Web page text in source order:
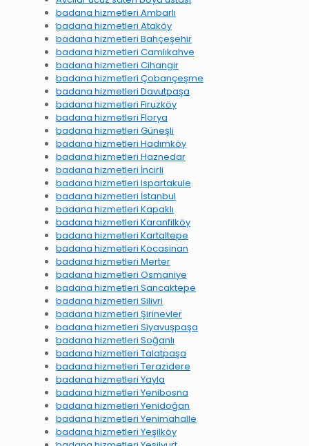
badana hizmetleri Ambarlı
badana hizmetleri Ataköy
badana hizmetleri Bahçeşehir
badana hizmetleri Camlıkahve
badana hizmetleri Cihangir
badana hizmetleri Çobançeşme
badana hizmetleri Davutpaşa
badana hizmetleri Firuzköy
badana hizmetleri Florya
badana hizmetleri Güneşli
badana hizmetleri Hadımköy
badana hizmetleri Haznedar
badana hizmetleri İncirli
badana hizmetleri Ispartakule
badana hizmetleri İstanbul
badana hizmetleri Kapaklı
badana hizmetleri Karanfilköy
badana hizmetleri Kartaltepe
badana hizmetleri Kocasinan
badana hizmetleri Merter
badana hizmetleri Osmaniye
badana hizmetleri Sancaktepe
badana hizmetleri Silivri
badana hizmetleri Şirinevler
badana hizmetleri Siyavuşpaşa
badana hizmetleri Soğanlı
badana hizmetleri Talatpaşa
badana hizmetleri Terazidere
badana hizmetleri Yayla
badana hizmetleri Yenibosna
badana hizmetleri Yenidoğan
badana hizmetleri Yenimahalle
badana hizmetleri Yeşilköy